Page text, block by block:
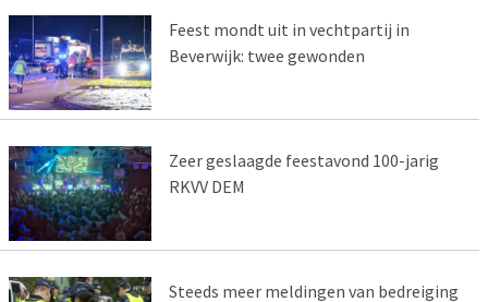
Feest mondt uit in vechtpartij in
Beverwijk: twee gewonden
Zeer geslaagde feestavond 100-jarig
RKVV DEM
Steeds meer meldingen van bedreiging